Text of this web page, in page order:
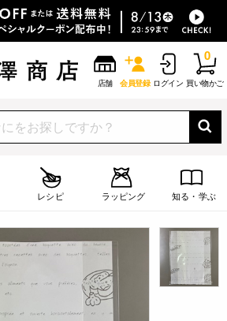
店舗 会員登録 ログイン 買い物かご
0
レシピ ラッピング 知る・学ぶ